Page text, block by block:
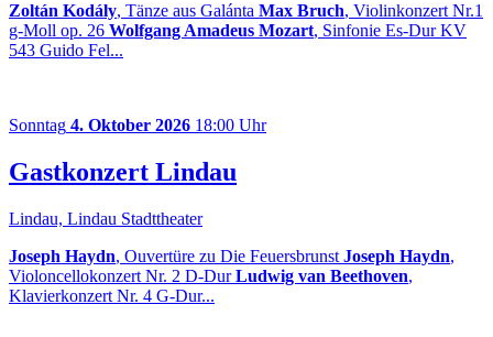
Zoltán Kodály, Tänze aus Galánta Max Bruch, Violinkonzert Nr.1
g-Moll op. 26 Wolfgang Amadeus Mozart, Sinfonie Es-Dur KV
543 Guido Fel...
Sonntag 4. Oktober 2026 18:00 Uhr
Gastkonzert Lindau
Lindau, Lindau Stadttheater
Joseph Haydn, Ouvertüre zu Die Feuersbrunst Joseph Haydn,
Violoncellokonzert Nr. 2 D-DurLudwig van Beethoven,
Klavierkonzert Nr. 4 G-Dur...